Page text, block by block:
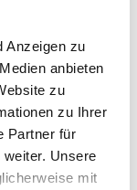
Anzeigen zu
anbieten
zu
zu Ihrer
Partner für
Unsere
mit